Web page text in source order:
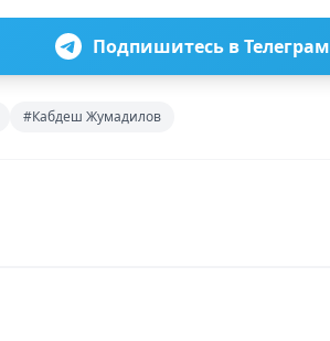
Подпишитесь в Телеграм
#Кабдеш Жумадилов